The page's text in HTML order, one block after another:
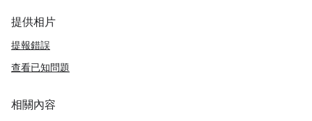
提供相片
提報錯誤
查看已知問題
相關內容